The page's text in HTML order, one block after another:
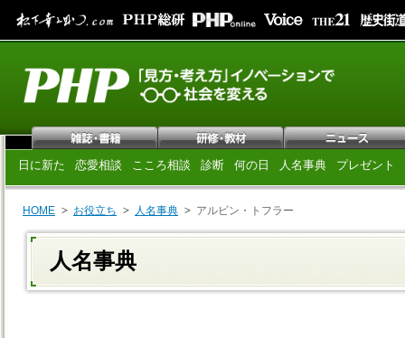
日に新た 恋愛相談 こころ相談 診断 何の日 人名事典 プレゼント
HOME お役立ち 人名事典 アルビン・トフラー
人名事典